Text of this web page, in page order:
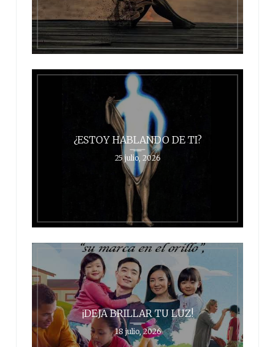
¿ESTOY HABLANDO DE TI?
25 julio, 2026
¡DEJA BRILLAR TU LUZ!
18 julio, 2026